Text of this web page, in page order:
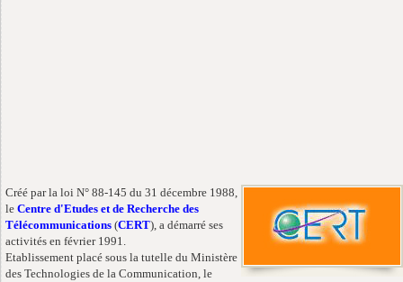
Créé par la loi N° 88-145 du 31 décembre 1988,
le Centre d'Etudes et de Recherche des
Télécommunications (CERT), a démarré ses
activités en février 1991.
Etablissement placé sous la tutelle du Ministère
des Technologies de la Communication, le